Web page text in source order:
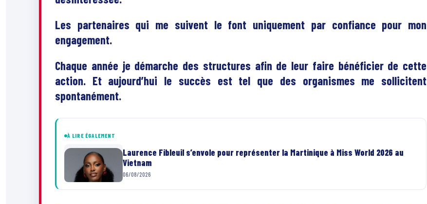
Les partenaires qui me suivent le font uniquement par confiance pour mon
engagement.
Chaque année je démarche des structures afin de leur faire bénéficier de cette
action. Et aujourd’hui le succès est tel que des organismes me sollicitent
spontanément.
À LIRE ÉGALEMENT
Laurence Fibleuil s’envole pour représenter la Martinique à Miss World 2026 au
Vietnam
06/08/2026